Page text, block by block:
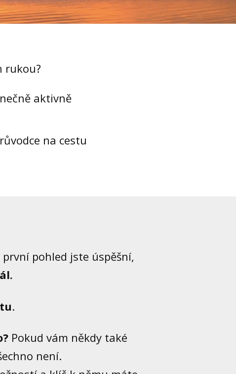
rukou?
aktivně
na cestu
pohled jste úspěšní,
.
Pokud vám někdy také
není.